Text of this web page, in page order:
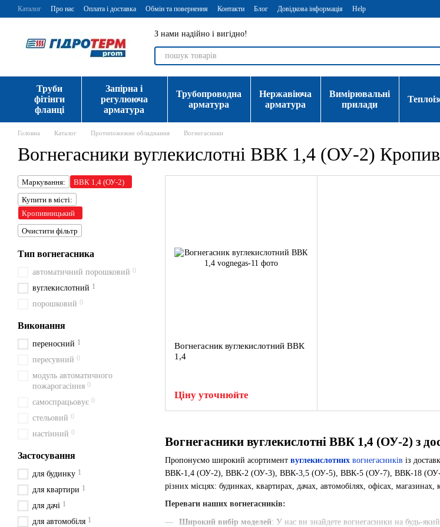
Перейти до основного контенту
Каталог Про нас Оплата і доставка Обмін та повернення Контакти Блог Довідкова інформація Help
З нами надійно і вигідно!
Труби
фітінги
фланці
Запірна і
регулююча
арматура
Трубопроводна
арматура
Нержавіюча
арматура
Вимірювальні
прилади
Головна Каталог Протипожежне обладнання Вогнегасники
Вогнегасники вуглекислотні ВВК 1,4 (ОУ-2)
Вогнегасники вуглекислотні ВВК 1,4 (ОУ-2) з
Пропонуємо широкий асортимент вуглекислотних вогнегасників із
ВВК-1,4 (ОУ-2), ВВК-2 (ОУ-3), ВВК-3,5 (ОУ-5), ВВК-5 (ОУ-7), ВВК-18 (ОУ-
різних місцях: будинках, квартирах, дачах, автомобілях, офісах,
Переваги наших вогнегасників:
Широкий вибір моделей: У нас ви знайдете вогнегасники на будь-
Вогнегасник вуглекислотний ВВК
1,4
Ціну уточнюйте
Маркування:
ВВК 1,4 (ОУ-2)
Купити в місті:
Кропивницький
Очистити фільтр
Тип вогнегасника
автоматичний порошковий 0
вуглекислотний 1
порошковий 0
Виконання
переносний 1
пересувний 0
модуль автоматичного
пожарогасіння 0
самоспрацьовує 0
стельовий 0
настінний 0
Застосування
для будинку 1
для квартири 1
для дачі 1
для автомобіля 1